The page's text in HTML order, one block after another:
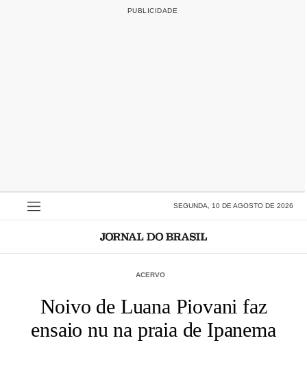
SEGUNDA, 10 DE AGOSTO DE 2026
ACERVO
Noivo de Luana Piovani faz
ensaio nu na praia de Ipanema